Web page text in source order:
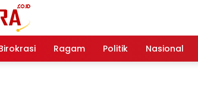
Ragam Politik Nasional